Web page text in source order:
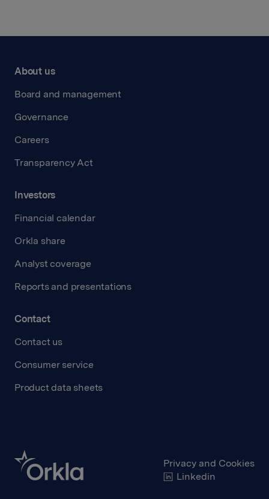
About us
Board and management
Governance
Careers
Transparency Act
Investors
Financial calendar
Orkla share
Analyst coverage
Reports and presentations
Contact
Contact us
Consumer service
Product data sheets
Privacy and Cookies
Linkedin